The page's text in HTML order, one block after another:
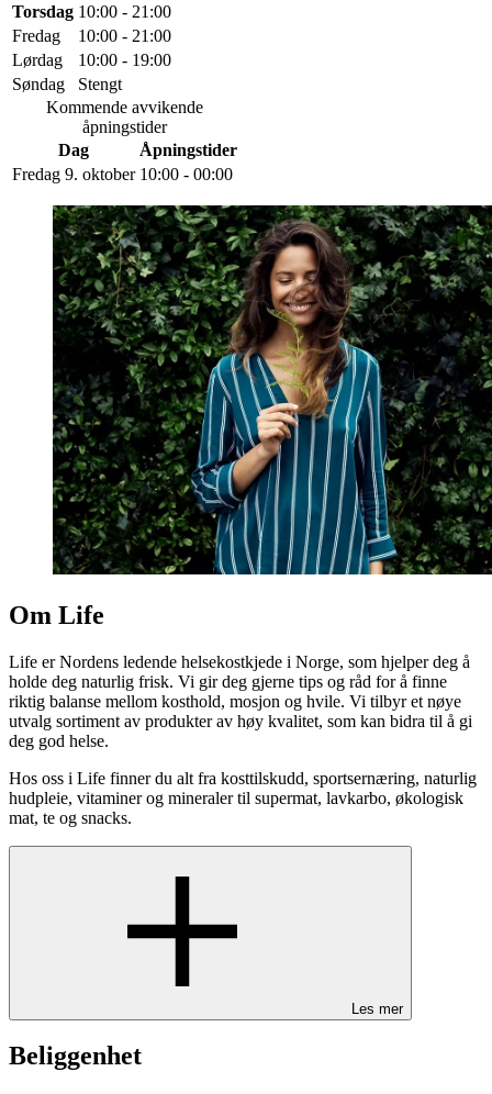
Torsdag 10:00 - 21:00
Fredag
10:00 - 21:00
Lørdag
10:00 - 19:00
Søndag
Stengt
Kommende avvikende
åpningstider
Dag
Åpningstider
Fredag 9. oktober 10:00 - 00:00
Om Life
Life er Nordens ledende helsekostkjede i Norge, som hjelper deg å
holde deg naturlig frisk. Vi gir deg gjerne tips og råd for å finne
riktig balanse mellom kosthold, mosjon og hvile. Vi tilbyr et nøye
utvalg sortiment av produkter av høy kvalitet, som kan bidra til å gi
deg god helse.
Hos oss i Life finner du alt fra kosttilskudd, sportsernæring, naturlig
hudpleie, vitaminer og mineraler til supermat, lavkarbo, økologisk
mat, te og snacks.
Les mer
Beliggenhet